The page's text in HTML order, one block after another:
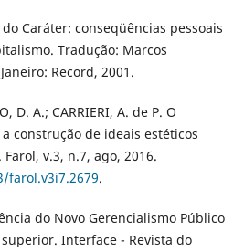
do Caráter: conseqüências pessoais
Tradução: Marcos
Record, 2001.
D. A.; CARRIERI, A. de P. O
construção de ideais estéticos
v.3, n.7, ago, 2016.
farol.v3i7.2679.
do Novo Gerencialismo Público
Interface - Revista do